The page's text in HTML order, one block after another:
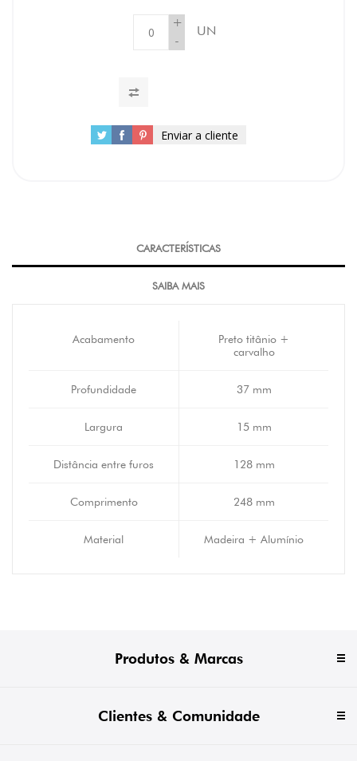
+
-
UN
Enviar a cliente
CARACTERÍSTICAS
SAIBA MAIS
Acabamento
Preto titânio +
carvalho
Profundidade 37 mm
Largura 15 mm
Distância entre furos 128 mm
Comprimento 248 mm
Material Madeira + Alumínio
Produtos & Marcas
Clientes & Comunidade